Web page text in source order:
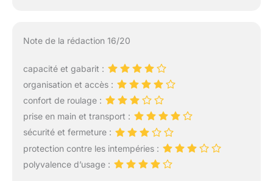
Note de la rédaction 16/20
capacité et gabarit :
organisation et accès :
confort de roulage :
prise en main et transport :
sécurité et fermeture :
protection contre les intempéries :
polyvalence d’usage :